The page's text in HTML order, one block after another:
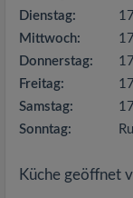
Dienstag:
Mittwoch:
Donnerstag:
Freitag:
Samstag:
Sonntag:
Küche geöffnet